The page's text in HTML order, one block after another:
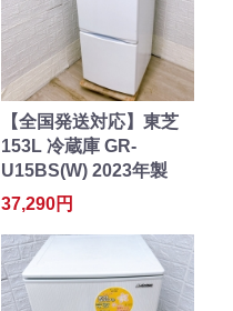
【全国発送対応】東芝
153L 冷蔵庫 GR-
U15BS(W) 2023年製
37,290円